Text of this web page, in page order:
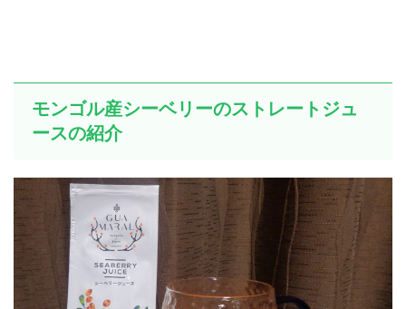
モンゴル産シーベリーのストレートジュ
ースの紹介